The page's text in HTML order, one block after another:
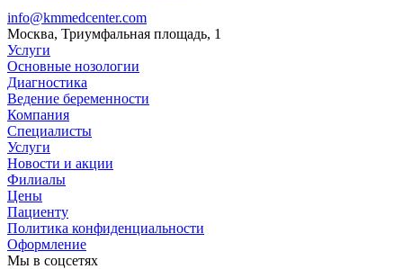
info@kmmedcenter.com
Москва, Триумфальная площадь, 1
Услуги
Основные нозологии
Диагностика
Ведение беременности
Компания
Специалисты
Услуги
Новости и акции
Филиалы
Цены
Пациенту
Политика конфиденциальности
Оформление
Мы в соцсетях